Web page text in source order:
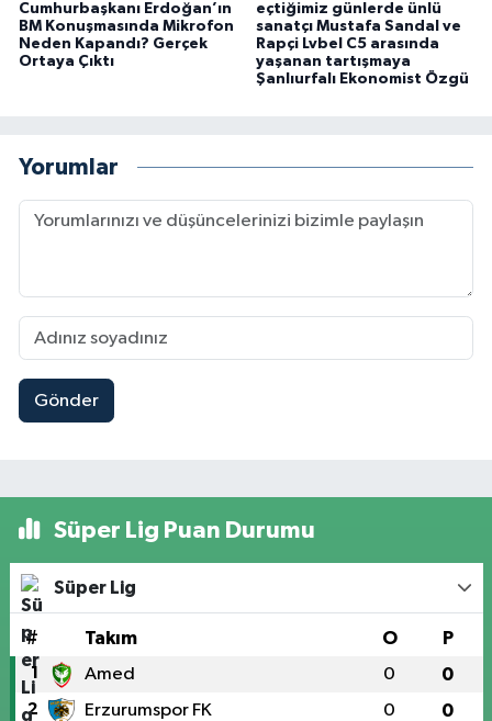
Cumhurbaşkanı Erdoğan’ın
BM Konuşmasında Mikrofon
Neden Kapandı? Gerçek
Ortaya Çıktı
eçtiğimiz günlerde ünlü
sanatçı Mustafa Sandal ve
Rapçi Lvbel C5 arasında
yaşanan tartışmaya
Şanlıurfalı Ekonomist Özgü
Yorumlar
Gönder
Süper Lig Puan Durumu
Süper Lig
# Takım O P
1 Amed 0 0
2 Erzurumspor FK 0 0